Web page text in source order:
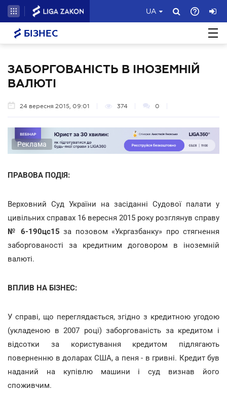
UA
БІЗНЕС
ЗАБОРГОВАНІСТЬ В ІНОЗЕМНІЙ
ВАЛЮТІ
24 вересня 2015, 09:01 374 0
Реклама
ПРАВОВА ПОДІЯ:
Верховний Суд України на засіданні Судової палати у
цивільних справах 16 вересня 2015 року розглянув справу
№
6-190цс15за позовом «Укргазбанку» про стягнення
заборгованості за кредитним договором в іноземній
валюті.
ВПЛИВ НА БІЗНЕС:
У справі, що переглядається, згідно з кредитною угодою
(укладеною в 2007 році) заборгованість за кредитом і
відсотки за користування кредитом підлягають
поверненню в доларах США, а пеня - в гривні. Кредит був
наданий на купівлю машини і суд визнав його
споживчим.